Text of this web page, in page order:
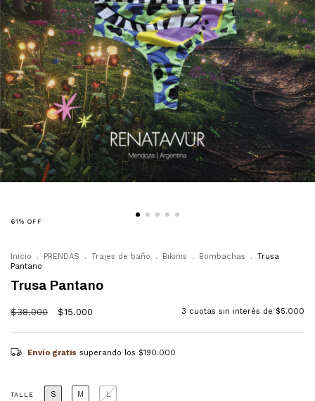
61 % OFF
Inicio . PRENDAS . Trajes de baño . Bikinis . Bombachas .
Trusa
Pantano
Trusa Pantano
$38.000 $15.000 3 cuotas sin interés de $5.000
Envío gratis superando los $190.000
TALLE S M L